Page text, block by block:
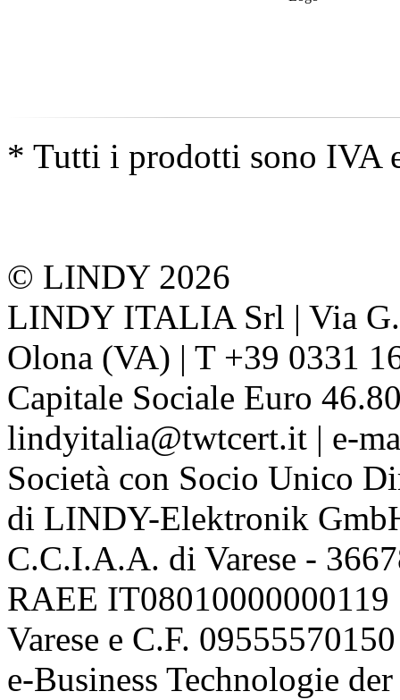
* Tutti i prodotti sono IVA
© LINDY 2026
LINDY ITALIA Srl | Via
Olona (VA) | T +39 0331
Capitale Sociale Euro
lindyitalia@twtcert.it | e-
Società con Socio Unico
di LINDY-Elektronik
C.C.I.A.A. di Varese -
RAEE
Varese e C.F. 09555570150
e-Business Technologie